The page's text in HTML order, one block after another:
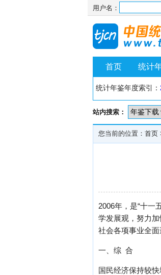
用户名：
首页 统计
统计年鉴年度索引：
站内搜索：
您当前的位置： 首页
2006年，是“十一
学发展观，努力
社会各项事业全面
一、综 合
国民经济保持较